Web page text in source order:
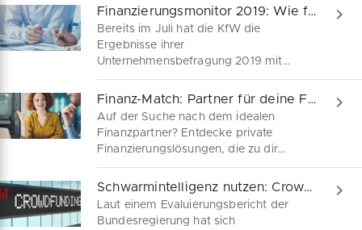
Finanzierungsmonitor 2019: Wie finanzieren sich KMU in Deutschland?
Bereits im Juli hat die KfW die
Ergebnisse ihrer
Unternehmensbefragung 2019 mit
Hintergründen zum Finanzierungsklima
in mittelständischen Unternehmen
veröffentlicht. Der Bundesverband
Deutsche Startups e.V. legte nun nach
mit seiner monatsaktuellen Publikation
werden am häufigsten nachgefragt?
Was wünschen sich KMU als
Kreditnehmer von Banken und
Finanz-Match: Partner für deine Finanzierung
Auf der Suche nach dem idealen
Finanzpartner? Entdecke private
Finanzierungslösungen, die zu dir
passen. Ob Gründer, Freiberufler oder
kleines Unternehmen – hier findest du
maßgeschneiderte Optionen, die dein
Business 2025 voranbringen.
Schwarmintelligenz nutzen: Crowdfunding als Investitionsform für KMU
Laut einem Evaluierungsbericht der
Bundesregierung hat sich